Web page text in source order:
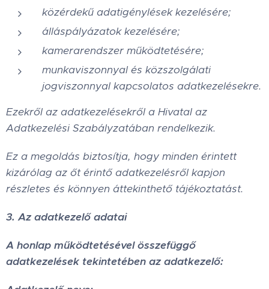
közérdekű adatigénylések kezelésére;
álláspályázatok kezelésére;
kamerarendszer működtetésére;
munkaviszonnyal és közszolgálati
jogviszonnyal kapcsolatos adatkezelésekre.
Ezekről az adatkezelésekről a Hivatal az
Adatkezelési Szabályzatában rendelkezik.
Ez a megoldás biztosítja, hogy minden érintett
kizárólag az őt érintő adatkezelésről kapjon
részletes és könnyen áttekinthető tájékoztatást.
3. Az adatkezelő adatai
A honlap működtetésével összefüggő
adatkezelések tekintetében az adatkezelő: